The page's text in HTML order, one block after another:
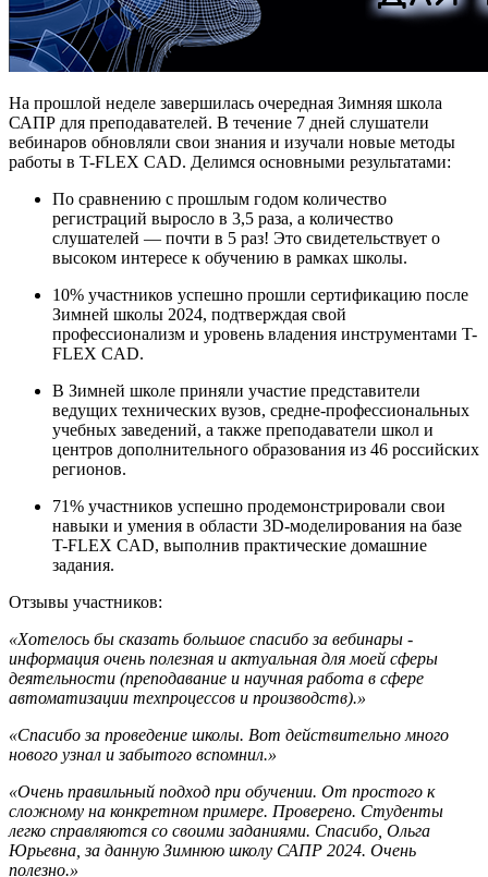
На прошлой неделе завершилась очередная Зимняя школа
САПР для преподавателей. В течение 7 дней слушатели
вебинаров обновляли свои знания и изучали новые методы
работы в T-FLEX CAD. Делимся основными результатами:
По сравнению с прошлым годом количество
регистраций выросло в 3,5 раза, а количество
слушателей — почти в 5 раз! Это свидетельствует о
высоком интересе к обучению в рамках школы.
10% участников успешно прошли сертификацию после
Зимней школы 2024, подтверждая свой
профессионализм и уровень владения инструментами T-
FLEX CAD.
В Зимней школе приняли участие представители
ведущих технических вузов, средне-профессиональных
учебных заведений, а также преподаватели школ и
центров дополнительного образования из 46 российских
регионов.
71% участников успешно продемонстрировали свои
навыки и умения в области 3D-моделирования на базе
T-FLEX CAD, выполнив практические домашние
задания.
Отзывы участников:
«Хотелось бы сказать большое спасибо за вебинары -
информация очень полезная и актуальная для моей сферы
деятельности (преподавание и научная работа в сфере
автоматизации техпроцессов и производств).»
«Спасибо за проведение школы. Вот действительно много
нового узнал и забытого вспомнил.»
«Очень правильный подход при обучении. От простого к
сложному на конкретном примере. Проверено. Студенты
легко справляются со своими заданиями. Спасибо, Ольга
Юрьевна, за данную Зимнюю школу САПР 2024. Очень
полезно.»